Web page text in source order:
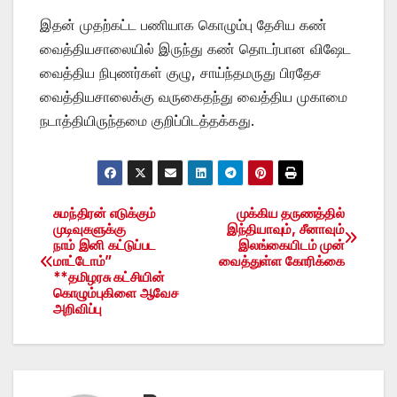
இதன் முதற்கட்ட பணியாக கொழும்பு தேசிய கண்
வைத்தியசாலையில் இருந்து கண் தொடர்பான விஷேட
வைத்திய நிபுணர்கள் குழு, சாய்ந்தமருது பிரதேச
வைத்தியசாலைக்கு வருகைதந்து வைத்திய முகாமை
நடாத்தியிருந்தமை குறிப்பிடத்தக்கது.
Post
navigation
முக்கிய தருணத்தில்
இந்தியாவும், சீனாவும்
இலங்கையிடம் முன்
வைத்துள்ள கோரிக்கை
சுமந்திரன் எடுக்கும்
முடிவுகளுக்கு
நாம் இனி கட்டுப்பட
மாட்டோம்”
**தமிழரசு கட்சியின்
கொழும்புகிளை ஆவேச
அறிவிப்பு